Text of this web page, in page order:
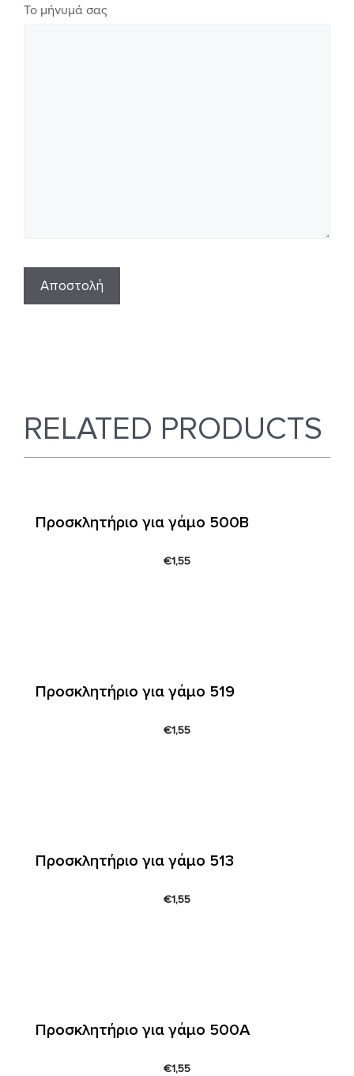
Το μήνυμά σας
RELATED PRODUCTS
Προσκλητήριο για γάμο 500B
€1,55
Προσκλητήριο για γάμο 519
€1,55
Προσκλητήριο για γάμο 513
€1,55
Προσκλητήριο για γάμο 500A
€1,55